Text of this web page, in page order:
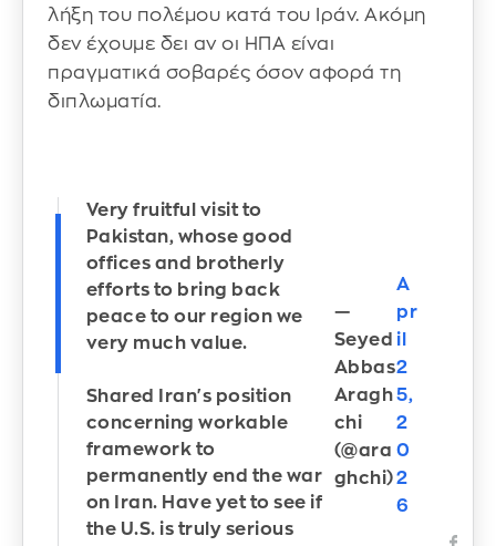
λήξη του πολέμου κατά του Ιράν. Ακόμη
δεν έχουμε δει αν οι ΗΠΑ είναι
πραγματικά σοβαρές όσον αφορά τη
διπλωματία.
Very fruitful visit to
Pakistan, whose good
offices and brotherly
efforts to bring back
peace to our region we
very much value.
Shared Iran's position
concerning workable
framework to
permanently end the war
on Iran. Have yet to see if
the U.S. is truly serious
—
Seyed
Abbas
Aragh
chi
(@ara
ghchi)
A
pr
il
2
5,
2
0
2
6